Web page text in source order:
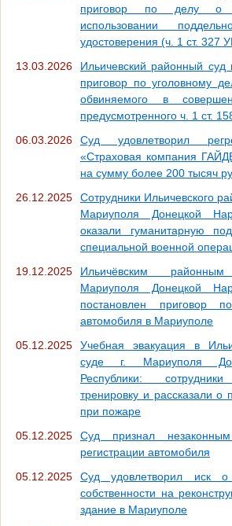
приговор по делу о
использовании
удостоверения (ч. 1 ст. 327
13.03.2026
Ильичевский районный
приговор по уголовному
обвиняемого в
предусмотренного ч. 1 ст.
06.03.2026
Суд удовлетворил
«Страховая компания
на сумму более 200 тысяч
26.12.2025
Сотрудники Ильичевского
Мариуполя Донецкой
оказали гуманитарную
специальной военной
19.12.2025
Ильичёвским
Мариуполя Донецкой
постановлен приговор
автомобиля в Мариуполе
05.12.2025
Учебная эвакуация в
суде г. Мариуполя
Республики:
тренировку и рассказали о
при пожаре
05.12.2025
Суд признал
регистрации автомобиля
05.12.2025
Суд удовлетворил иск
собственности на
здание в Мариуполе